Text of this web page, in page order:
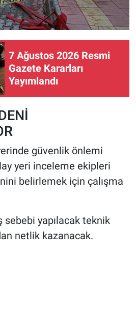
7 Ağustos 2026 Resmi
Gazete Kararları
Yayımlandı
güvenlik önlemi
yeri inceleme ekipleri
belirlemek için çalışma
sebebi yapılacak teknik
netlik kazanacak.